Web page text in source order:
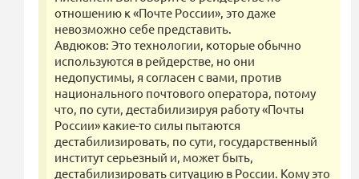
отношению к «Почте России», это даже
невозможно себе представить.
Авдюков: Это технологии, которые обычно
используются в рейдерстве, но они
недопустимы, я согласен с вами, против
национального почтового оператора, потому
что, по сути, дестабилизируя работу «Почты
России» какие-то силы пытаются
дестабилизировать, по сути, государственный
институт серьезный и, может быть,
дестабилизировать ситуацию в России. Кому это